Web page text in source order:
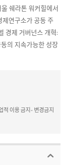
쉐라톤 워커힐에서
연구소가 공동 주
경제 거버넌스 개혁:
의 지속가능한 성장
적 이용 금지- 변경금지